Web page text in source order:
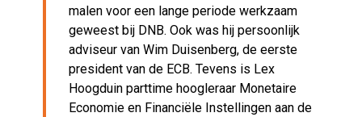
malen voor een lange periode werkzaam
geweest bij DNB. Ook was hij persoonlijk
adviseur van Wim Duisenberg, de eerste
president van de ECB. Tevens is Lex
Hoogduin parttime hoogleraar Monetaire
Economie en Financiële Instellingen aan de